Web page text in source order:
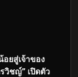
ยสู่เจ้าของ
วิชญ์” เปิดตัว